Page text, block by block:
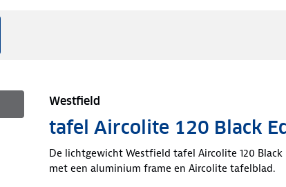
Westfield
tafel Aircolite 120 Black
De lichtgewicht Westfield tafel Aircolite 120
met een aluminium frame en Aircolite tafelblad.